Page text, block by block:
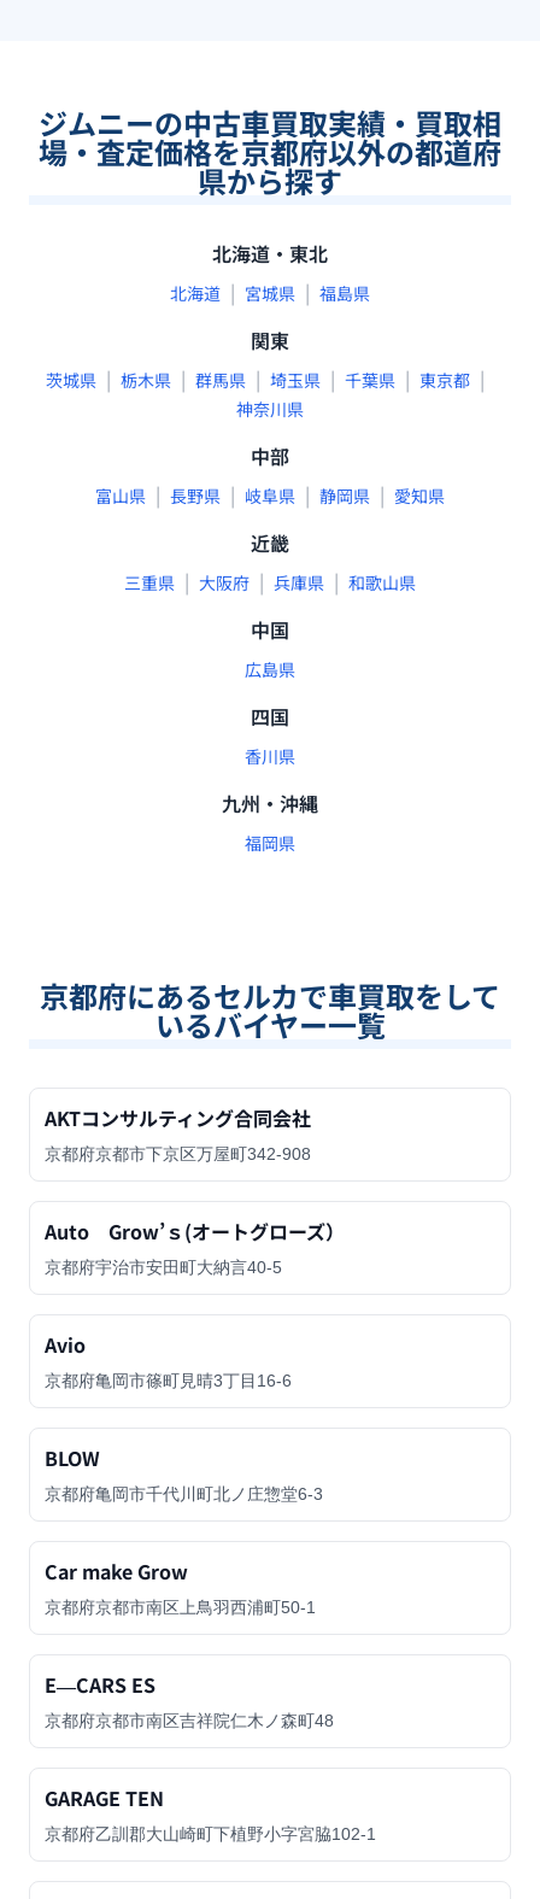
ジムニーの中古車買取実績・買取相
場・査定価格を京都府以外の都道府
県から探す
北海道・東北
北海道 | 宮城県 | 福島県
関東
茨城県 | 栃木県 | 群馬県 | 埼玉県 | 千葉県 | 東京都 |
神奈川県
中部
富山県 | 長野県 | 岐阜県 | 静岡県 | 愛知県
近畿
三重県 | 大阪府 | 兵庫県 | 和歌山県
中国
広島県
四国
香川県
九州・沖縄
福岡県
京都府にあるセルカで車買取をして
いるバイヤー一覧
AKTコンサルティング合同会社
京都府京都市下京区万屋町342-908
Auto Grow’ｓ(オートグローズ）
京都府宇治市安田町大納言40-5
Avio
京都府亀岡市篠町見晴3丁目16-6
BLOW
京都府亀岡市千代川町北ノ庄惣堂6-3
Car make Grow
京都府京都市南区上鳥羽西浦町50-1
E―CARS ES
京都府京都市南区吉祥院仁木ノ森町48
GARAGE TEN
京都府乙訓郡大山崎町下植野小字宮脇102-1